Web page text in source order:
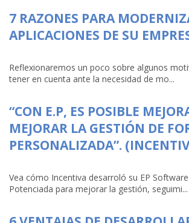
7 RAZONES PARA
APLICACIONES DE SU
Reflexionaremos un poco sobre algunos
tener en cuenta ante la necesidad de mo...
“CON E.P, ES POSIBLE
MEJORAR LA GESTIÓN DE
PERSONALIZADA”.
Vea cómo Incentiva desarroló su EP
Potenciada para mejorar la gestión, seguimi...